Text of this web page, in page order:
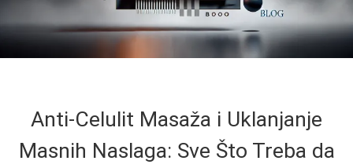
Anti-Celulit Masaža i Uklanjanje
Masnih Naslaga: Sve Što Treba da